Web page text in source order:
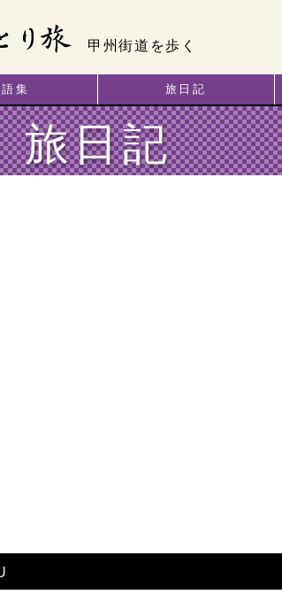
甲州街道を歩く
語集 旅日記
旅日記